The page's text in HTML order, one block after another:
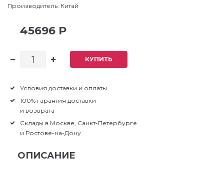
Производитель: Китай
45696 Р
КУПИТЬ
Условия доставки и оплаты
100% гарантия доставки
и возврата
Склады в Москве, Санкт-Петербурге
и Ростове-на-Дону
ОПИСАНИЕ